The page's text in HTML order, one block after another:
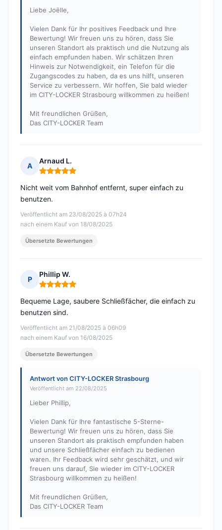
Liebe Joëlle,
Vielen Dank für Ihr positives Feedback und Ihre
Bewertung! Wir freuen uns zu hören, dass Sie
unseren Standort als praktisch und die Nutzung als
einfach empfunden haben. Wir schätzen Ihren
Hinweis zur Notwendigkeit, ein Telefon für die
Zugangscodes zu haben, da es uns hilft, unseren
Service zu verbessern. Wir hoffen, Sie bald wieder
im CITY-LOCKER Strasbourg willkommen zu heißen!
Mit freundlichen Grüßen,
Das CITY-LOCKER Team
A
Arnaud L.
Hinweis: 5 von 5
Veröffentlicht am 23/08/2025 à 07h24
nach einem Kauf von 18/08/2025
Nicht weit vom Bahnhof entfernt, super einfach zu
benutzen.
Übersetzte Bewertungen
P
Phillip W.
Hinweis: 5 von 5
Veröffentlicht am 21/08/2025 à 06h09
nach einem Kauf von 16/08/2025
Bequeme Lage, saubere Schließfächer, die einfach zu
benutzen sind.
Übersetzte Bewertungen
Antwort von CITY-LOCKER Strasbourg
Veröffentlicht am 22/08/2025
Lieber Phillip,
Vielen Dank für Ihre fantastische 5-Sterne-
Bewertung! Wir freuen uns zu hören, dass Sie
unseren Standort als praktisch empfunden haben
und unsere Schließfächer einfach zu bedienen
waren. Ihr Feedback wird sehr geschätzt, und wir
freuen uns darauf, Sie wieder im CITY-LOCKER
Strasbourg willkommen zu heißen!
Mit freundlichen Grüßen,
Das CITY-LOCKER Team